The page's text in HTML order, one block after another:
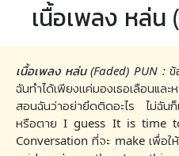
เนื้อเพลง หล่น
เนื้อเพลง หล่น (Faded) PUN :ข้
ฉันทำได้เพียงเเค่มองเธอเลือนแ
สอนฉันว่าอย่ายึดติดอะไร ไม่ฉัน
หรือตาย I guess It is time
Conversation ที่จะ make เพื่อใ